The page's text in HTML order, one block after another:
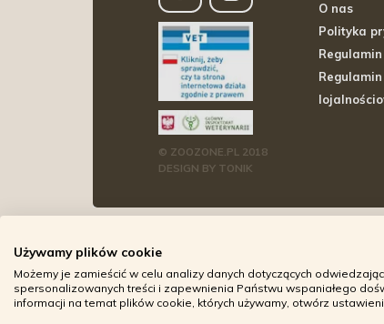
© ZOOZONE.PL 2018
DESIGN BY TONIK
O nas
Polityka
Regulamin
Używamy plików cookie
Możemy je zamieścić w celu analizy danych dotyczących
spersonalizowanych treści i zapewnienia Państwu wspaniałego
informacji na temat plików cookie, których używamy, otwórz